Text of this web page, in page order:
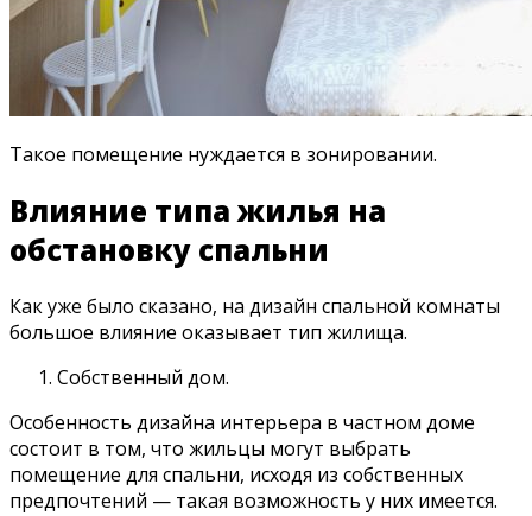
Такое помещение нуждается в зонировании.
Влияние типа жилья на
обстановку спальни
Как уже было сказано, на дизайн спальной комнаты
большое влияние оказывает тип жилища.
Собственный дом.
Особенность дизайна интерьера в частном доме
состоит в том, что жильцы могут выбрать
помещение для спальни, исходя из собственных
предпочтений — такая возможность у них имеется.